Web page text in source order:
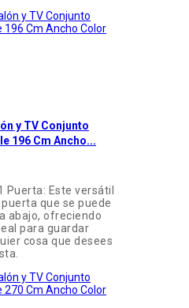
y TV Conjunto
196 Cm Ancho...
Puerta: Este versátil
que se puede
abajo, ofreciendo
para guardar
cosa que desees